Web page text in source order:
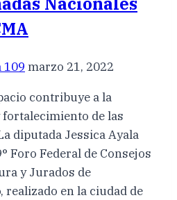
109 marzo 21, 2022
contribuye a la
de las
diputada Jessica Ayala
Foro Federal de Consejos
y Jurados de
en la ciudad de